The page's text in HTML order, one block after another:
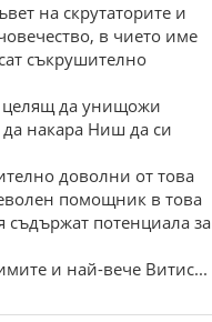
на скрутаторите и
в чието име
съкрушително
целящ да унищожи
накара Ниш да си
доволни от това
помощник в това
съдържат потенциала за
и най-вече Витис...